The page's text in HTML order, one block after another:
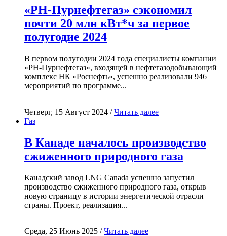
«РН-Пурнефтегаз» сэкономил
почти 20 млн кВт*ч за первое
полугодие 2024
В первом полугодии 2024 года специалисты компании
«РН-Пурнефтегаз», входящей в нефтегазодобывающий
комплекс НК «Роснефть», успешно реализовали 946
мероприятий по программе...
Четверг, 15 Август 2024 /Читать далее
Газ
В Канаде началось производство
сжиженного природного газа
Канадский завод LNG Canada успешно запустил
производство сжиженного природного газа, открыв
новую страницу в истории энергетической отрасли
страны. Проект, реализация...
Среда, 25 Июнь 2025 /Читать далее